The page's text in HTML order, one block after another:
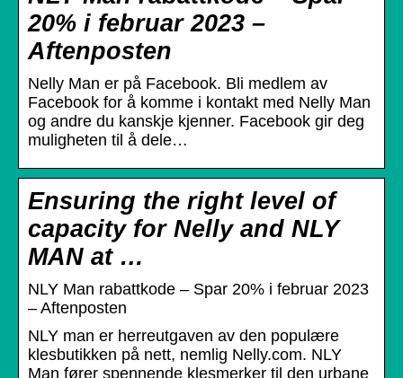
20% i februar 2023 –
Aftenposten
Nelly Man er på Facebook. Bli medlem av
Facebook for å komme i kontakt med Nelly Man
og andre du kanskje kjenner. Facebook gir deg
muligheten til å dele…
Ensuring the right level of
capacity for Nelly and NLY
MAN at …
NLY Man rabattkode – Spar 20% i februar 2023
– Aftenposten
NLY man er herreutgaven av den populære
klesbutikken på nett, nemlig Nelly.com. NLY
Man fører spennende klesmerker til den urbane